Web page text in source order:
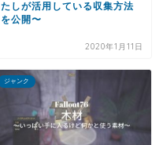
たしが活用している収集方法
を公開〜
2020年1月11日
ジャンク